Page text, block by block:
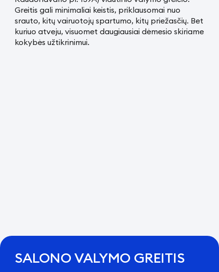
Greitis gali minimaliai keistis, priklausomai nuo
srauto, kitų vairuotojų spartumo, kitų priežasčių. Bet
kuriuo atveju, visuomet daugiausiai dėmesio skiriame
kokybės užtikrinimui.
SALONO VALYMO GREITIS